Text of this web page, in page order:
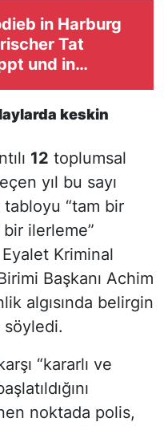
in Harburg
Tat
und in
keskin
12 toplumsal
yıl bu sayı
“tam bir
ilerleme”
Kriminal
Başkanı Achim
algısında belirgin
“kararlı ve
noktada polis,